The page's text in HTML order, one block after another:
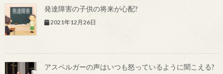
発達障害の子供の将来が心配?
2021年12月26日
アスペルガーの声はいつも怒っているように聞こえる?